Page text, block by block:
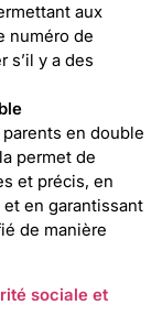
aux
numéro de
s’il y a des
en double
permet de
et précis, en
en garantissant
de manière
sociale et